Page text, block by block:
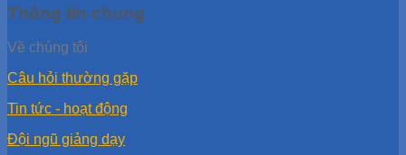
Thông tin chung
Về chúng tôi
Câu hỏi thường gặp
Tin tức - hoạt động
Đội ngũ giảng dạy